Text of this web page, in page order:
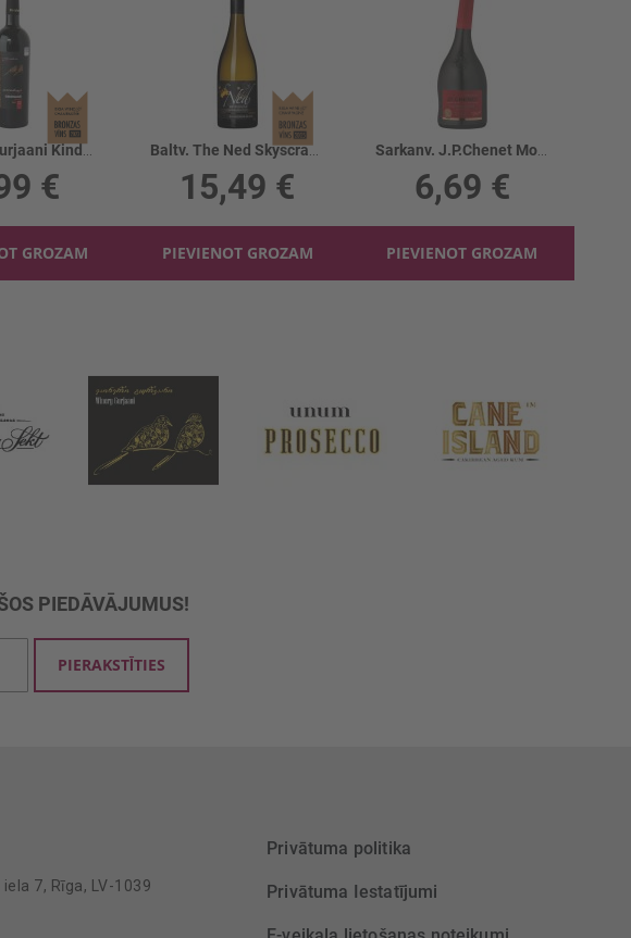
Sarkanv. Gurjaani Kindzmarauli 12%
€
GROZAM
Baltv. The Ned Skyscraper Sauv.Blanc 13%
15,49 €
PIEVIENOT GROZAM
Sarkanv. J.P.Chenet Moelleux Rouge 11.5%
6,69 €
PIEVIENOT GROZAM
PIEDĀVĀJUMUS!
PIERAKSTĪTIES
7, Rīga, LV-1039
Privātuma politika
Privātuma Iestatījumi